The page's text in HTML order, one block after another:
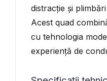
distracție și
Acest quad
cu tehnologia
experiență de